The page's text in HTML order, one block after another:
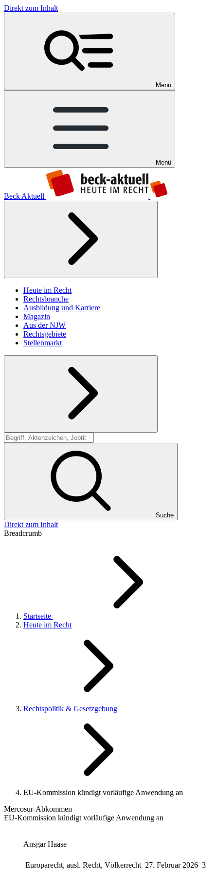
Direkt zum Inhalt
Menü
Menü
Beck Aktuell
Heute im Recht
Rechtsbranche
Ausbildung und Karriere
Magazin
Aus der NJW
Rechtsgebiete
Stellenmarkt
Suche
Suche
Direkt zum Inhalt
Breadcrumb
Startseite
Heute im Recht
Rechtspolitik & Gesetzgebung
EU-Kommission kündigt vorläufige Anwendung an
Mercosur-Abkommen
EU-Kommission kündigt vorläufige Anwendung an
Ansgar Haase
Europarecht, ausl. Recht, Völkerrecht 27. Februar 2026 3